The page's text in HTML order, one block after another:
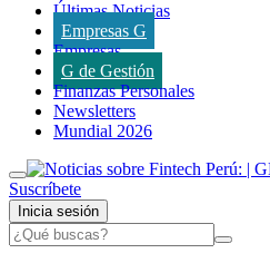
Últimas Noticias
Empresas G
Empresas
G de Gestión
Finanzas Personales
Newsletters
Mundial 2026
Suscríbete
Inicia sesión